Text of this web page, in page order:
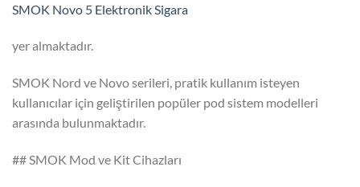
SMOK Novo 5 Elektronik Sigara
yer almaktadır.
SMOK Nord ve Novo serileri, pratik kullanım isteyen
kullanıcılar için geliştirilen popüler pod sistem modelleri
arasında bulunmaktadır.
## SMOK Mod ve Kit Cihazları